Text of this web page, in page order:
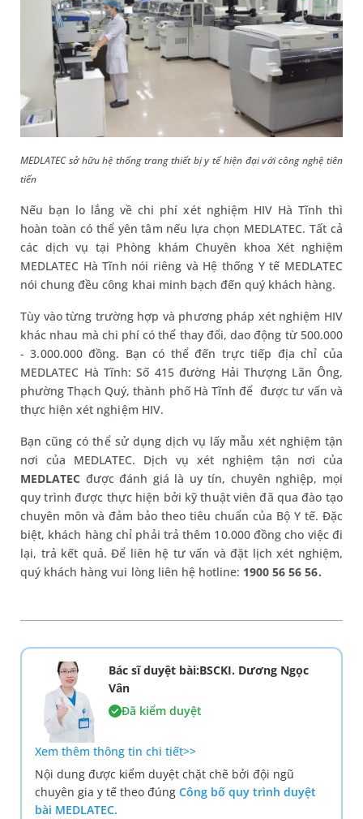
MEDLATEC sở hữu hệ thống trang thiết bị y tế hiện đại với công nghệ tiên
tiến
Nếu bạn lo lắng về chi phí xét nghiệm HIV Hà Tĩnh thì
hoàn toàn có thể yên tâm nếu lựa chọn MEDLATEC. Tất cả
các dịch vụ tại Phòng khám Chuyên khoa Xét nghiệm
MEDLATEC Hà Tĩnh nói riêng và Hệ thống Y tế MEDLATEC
nói chung đều công khai minh bạch đến quý khách hàng.
Tùy vào từng trường hợp và phương pháp xét nghiệm HIV
khác nhau mà chi phí có thể thay đổi, dao động từ 500.000
- 3.000.000 đồng. Bạn có thể đến trực tiếp địa chỉ của
MEDLATEC Hà Tĩnh: Số 415 đường Hải Thượng Lãn Ông,
phường Thạch Quý, thành phố Hà Tĩnh để được tư vấn và
thực hiện xét nghiệm HIV.
Bạn cũng có thể sử dụng dịch vụ lấy mẫu xét nghiệm tận
nơi của MEDLATEC. Dịch vụ xét nghiệm tận nơi của
MEDLATEC được đánh giá là uy tín, chuyên nghiệp, mọi
quy trình được thực hiện bởi kỹ thuật viên đã qua đào tạo
chuyên môn và đảm bảo theo tiêu chuẩn của Bộ Y tế. Đặc
biệt, khách hàng chỉ phải trả thêm 10.000 đồng cho việc đi
lại, trả kết quả. Để liên hệ tư vấn và đặt lịch xét nghiệm,
quý khách hàng vui lòng liên hệ hotline: 1900 56 56 56.
Bác sĩ duyệt bài:BSCKI. Dương Ngọc
Vân
Đã kiểm duyệt
Xem thêm thông tin chi tiết>>
Nội dung được kiểm duyệt chặt chẽ bởi đội ngũ
chuyên gia y tế theo đúng Công bố quy trình duyệt
bài MEDLATEC.